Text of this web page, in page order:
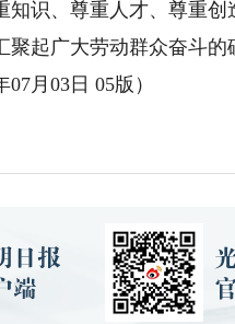
识、尊重人才、尊重创
起广大劳动群众奋斗的
月03日 05版）